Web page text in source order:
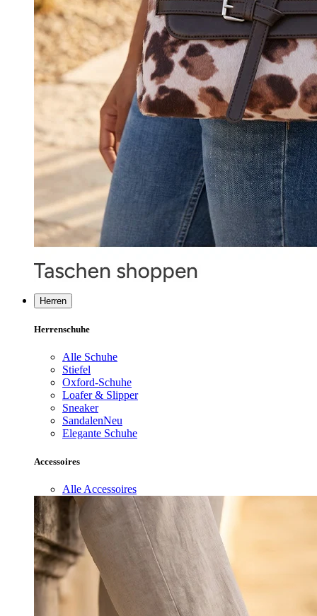
Herren
Herrenschuhe
Alle Schuhe
Stiefel
Oxford-Schuhe
Loafer & Slipper
Sneaker
SandalenNeu
Elegante Schuhe
Accessoires
Alle Accessoires